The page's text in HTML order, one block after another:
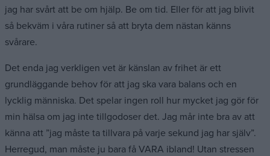
jag har svårt att be om hjälp. Be om tid. Eller för att jag blivit
så bekväm i våra rutiner så att bryta dem nästan känns
svårare.
Det enda jag verkligen vet är känslan av frihet är ett
grundläggande behov för att jag ska vara balans och en
lycklig människa. Det spelar ingen roll hur mycket jag gör för
min hälsa om jag inte tillgodoser det. Jag mår inte bra av att
känna att ”jag måste ta tillvara på varje sekund jag har själv”.
Herregud, man måste ju bara få VARA ibland! Utan stressen